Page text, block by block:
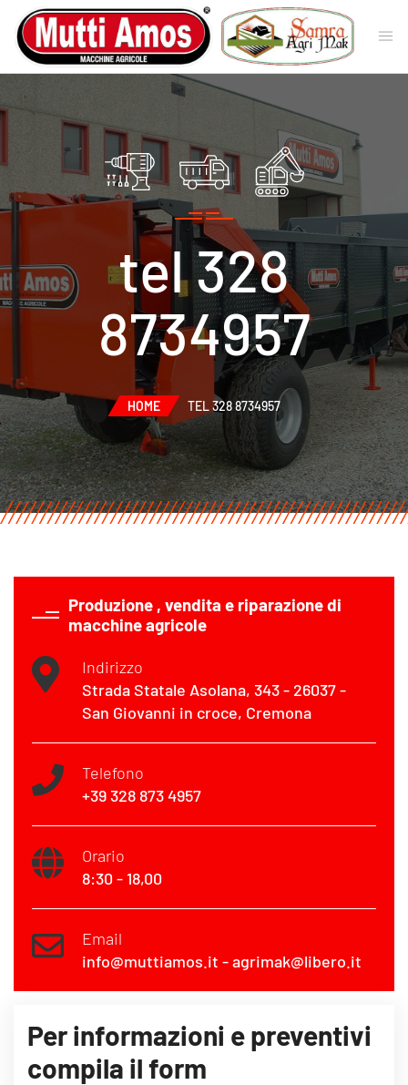
tel 328
8734957
HOME TEL 328 8734957
Produzione , vendita e riparazione di
macchine agricole
Indirizzo
Strada Statale Asolana, 343 - 26037 -
San Giovanni in croce, Cremona
Telefono
+39 328 873 4957
Orario
8:30 - 18,00
Email
info@muttiamos.it - agrimak@libero.it
Per informazioni e preventivi
compila il form